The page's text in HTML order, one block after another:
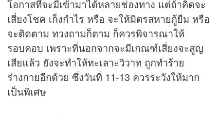
โอกาสที่จะมีเข้ามาได้หลายช่องทาง แต่ถ้าคิดจะ
เสี่ยงโชค เก็งกำไร หรือ จะให้มิตรสหายกู้ยืม หรือ
จะติดตาม ทวงถามก็ตาม ก็ควรพิจารณาให้
รอบคอบ เพราะที่นอกจากจะมีเกณฑ์เสี่ยงจะสูญ
เสียแล้ว ยังจะทำให้ทะเลาะวิวาท ถูกทำร้าย
ร่างกายอีกด้วย ซึ่งวันที่ 11-13 ควรระวังให้มาก
เป็นพิเศษ